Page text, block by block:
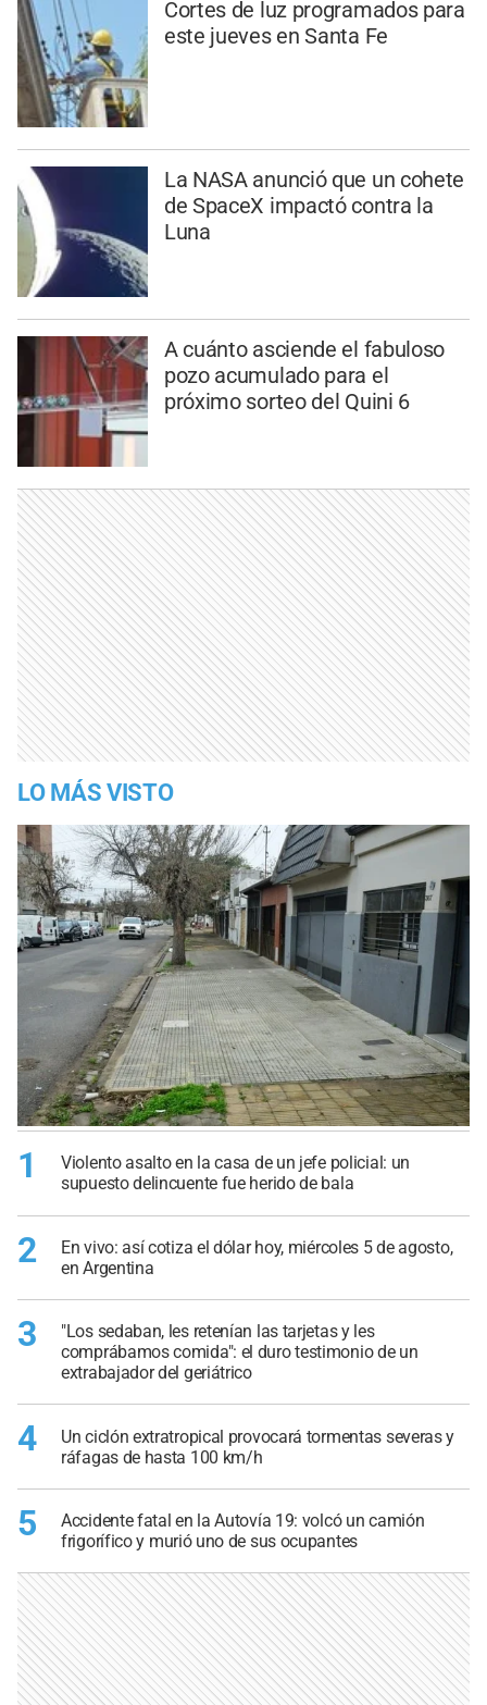
Cortes de luz programados para
este jueves en Santa Fe
La NASA anunció que un cohete
de SpaceX impactó contra la
Luna
A cuánto asciende el fabuloso
pozo acumulado para el
próximo sorteo del Quini 6
LO MÁS VISTO
1
Violento asalto en la casa de un jefe policial: un
supuesto delincuente fue herido de bala
2
En vivo: así cotiza el dólar hoy, miércoles 5 de agosto,
en Argentina
3
"Los sedaban, les retenían las tarjetas y les
comprábamos comida": el duro testimonio de un
extrabajador del geriátrico
4
Un ciclón extratropical provocará tormentas severas y
ráfagas de hasta 100 km/h
5
Accidente fatal en la Autovía 19: volcó un camión
frigorífico y murió uno de sus ocupantes